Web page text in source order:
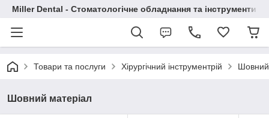
Miller Dental - Стоматологічне обладнання та інструменти
Товари та послуги Хірургічний інструментрій Шовний
Шовний матеріал